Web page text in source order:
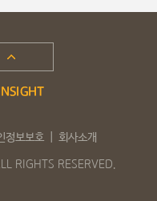
정보보호 회사소개
RIGHTS RESERVED.